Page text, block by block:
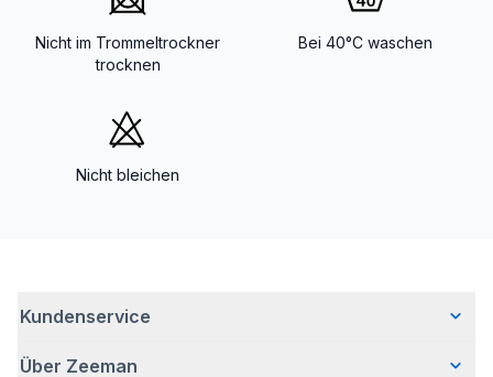
Nicht im Trommeltrockner
trocknen
Bei 40°C waschen
Nicht bleichen
Kundenservice
Häufig gestellte Fragen
Über Zeeman